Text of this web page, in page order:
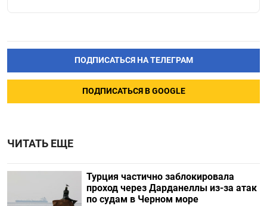
ПОДПИСАТЬСЯ НА ТЕЛЕГРАМ
ПОДПИСАТЬСЯ В GOOGLE
ЧИТАТЬ ЕЩЕ
Турция частично заблокировала
проход через Дарданеллы из-за атак
по судам в Черном море